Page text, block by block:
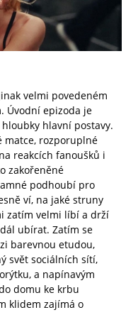
velmi povedeném
Úvodní epizoda je
hlavní postavy.
matce, rozporuplné
reakcích fanoušků i
zakořeněné
podhoubí pro
ví, na jaké struny
zatím velmi líbí a drží
ubírat. Zatím se
barevnou etudou,
svět sociálních sítí,
a napínavým
domu ke krbu
klidem zajímá o